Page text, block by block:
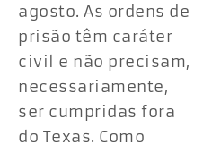
agosto. As ordens de
prisão têm caráter
civil e não precisam,
necessariamente,
ser cumpridas fora
do Texas. Como